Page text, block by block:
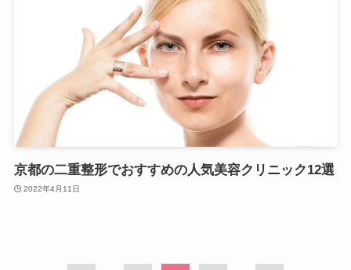
京都の二重整形でおすすめの人気美容クリニック12選
2022年4月11日